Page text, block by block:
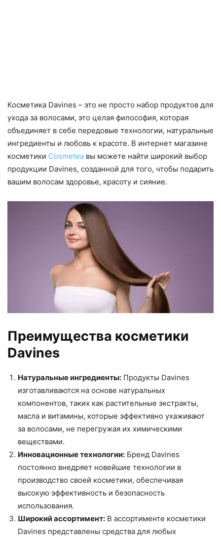
Косметика Davines – это не просто набор продуктов для
ухода за волосами, это целая философия, которая
объединяет в себе передовые технологии, натуральные
ингредиенты и любовь к красоте. В интернет магазине
косметики Cosmetea вы можете найти широкий выбор
продукции Davines, созданной для того, чтобы подарить
вашим волосам здоровье, красоту и сияние.
Преимущества косметики
Davines
Натуральные ингредиенты: Продукты Davines
изготавливаются на основе натуральных
компонентов, таких как растительные экстракты,
масла и витамины, которые эффективно ухаживают
за волосами, не перегружая их химическими
веществами.
Инновационные технологии: Бренд Davines
постоянно внедряет новейшие технологии в
производство своей косметики, обеспечивая
высокую эффективность и безопасность
использования.
Широкий ассортимент: В ассортименте косметики
Davines представлены средства для любых